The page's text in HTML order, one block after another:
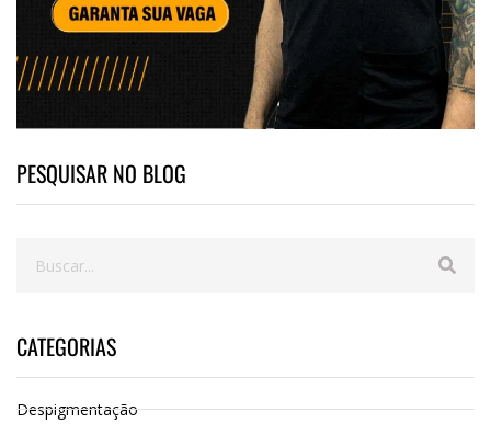
PESQUISAR NO BLOG
CATEGORIAS
Despigmentação